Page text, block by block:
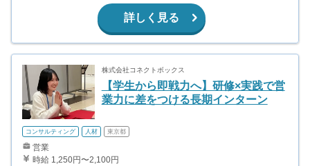
詳しく見る
株式会社コネクトボックス
【学生から即戦力へ】研修×実践で営
業力に差をつける長期インターン
コンサルティング 人材 東京都
営業
時給 1,250円〜2,100円